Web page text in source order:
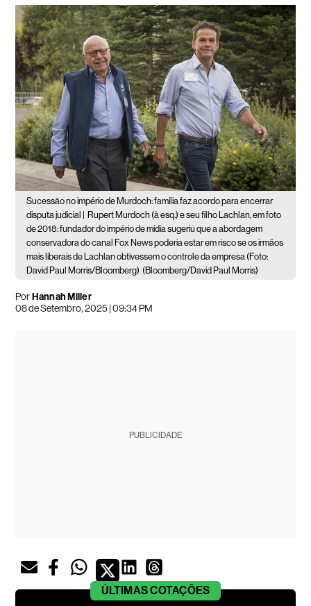
Sucessão no império de Murdoch: família faz acordo para encerrar
disputa judicial |
Rupert Murdoch (à esq.) e seu filho Lachlan, em foto
de 2018: fundador do império de mídia sugeriu que a abordagem
conservadora do canal Fox News poderia estar em risco se os irmãos
mais liberais de Lachlan obtivessem o controle da empresa (Foto:
David Paul Morris/Bloomberg) (Bloomberg/David Paul Morris)
PorHannah Miller
08 de Setembro, 2025 | 09:34 PM
PUBLICIDADE
ÚLTIMASCOTAÇÕES